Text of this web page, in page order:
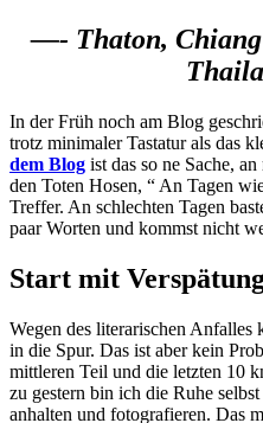
—- Thaton,
In der Früh noch am Blog
trotz minimaler Tastatur als das
dem Blog ist das so ne Sache,
den Toten Hosen, “ An Tagen
Treffer. An schlechten Tagen
paar Worten und kommst nicht
Start mit
Wegen des literarischen Anfalles
in die Spur. Das ist aber kein
mittleren Teil und die letzten 10
zu gestern bin ich die Ruhe
anhalten und fotografieren. Das